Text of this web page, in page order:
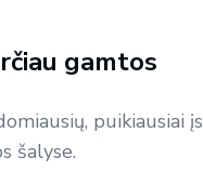
gamtos
puikiausiai
šalyse.